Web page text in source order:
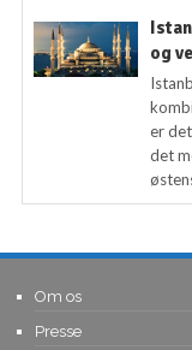
og
er
det
Om os
Presse